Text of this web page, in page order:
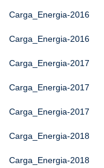
Carga_Energia-2016
Carga_Energia-2016
Carga_Energia-2017
Carga_Energia-2017
Carga_Energia-2017
Carga_Energia-2018
Carga_Energia-2018